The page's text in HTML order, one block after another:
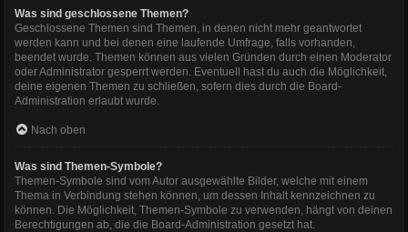
Was sind geschlossene Themen?
Geschlossene Themen sind Themen, in denen nicht mehr geantwortet
werden kann und bei denen eine laufende Umfrage, falls vorhanden,
beendet wurde. Themen können aus vielen Gründen durch einen Moderator
oder Administrator gesperrt werden. Eventuell hast du auch die Möglichkeit,
deine eigenen Themen zu schließen, sofern dies durch die Board-
Administration erlaubt wurde.
Nach oben
Was sind Themen-Symbole?
Themen-Symbole sind vom Autor ausgewählte Bilder, welche mit einem
Thema in Verbindung stehen können, um dessen Inhalt kennzeichnen zu
können. Die Möglichkeit, Themen-Symbole zu verwenden, hängt von deinen
Berechtigungen ab, die die Board-Administration gesetzt hat.